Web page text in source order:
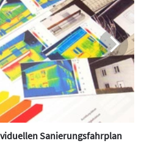
Sanierungsfahrplan